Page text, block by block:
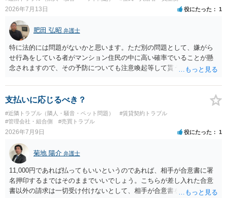
ります。そのため、地主に無断でお骨を埋める行為は、他人の所有権
を侵害する行為や、借地人としての善管注意義務違反とみなされる可
能性が高いのが私見です。 どうしてもお近くで供養されたい場合は、
事前に地主へ相談して許可を得るか、土地に直接埋めずに大きめの鉢
植え等で供養する「プランター葬」や、ペット霊園等への納骨を検討
されるのが確実かと思います。
2026年7月13日 役にたった 1
肥田 弘昭 弁護士
特に法的には問題がないかと思います。ただ別の問題として、嫌がら
せ行為をしている者がマンション住民の中に高い確率でいることが懸
念されますので、その予防についても注意喚起等して貰うと良いかと
支払いに応じるべき？
#近隣トラブル（隣人・騒音・ペット問題）
#賃貸契約トラブル
#管理会社・組合側
#売買トラブル
2026年7月9日 役にたった 1
菊地 陽介 弁護士
11,000円であれば払ってもいいというのであれば、相手が合意書に署
名押印するまではそのままでいいでしょう。こちらが差し入れた合意
書以外の請求は一切受け付けないとして、相手が合意書を作成するま